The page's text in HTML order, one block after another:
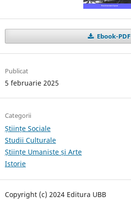
Ebook-PDF
Publicat
5 februarie 2025
Categorii
Științe Sociale
Studii Culturale
Științe Umaniste și Arte
Istorie
Copyright (c) 2024 Editura UBB